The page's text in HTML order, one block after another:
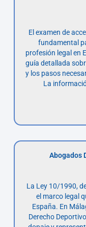
El examen de
fundamental
profesión legal en
guía detallada
y los pasos
La
Abogados
La Ley 10/1990,
el marco legal
España. En
Derecho